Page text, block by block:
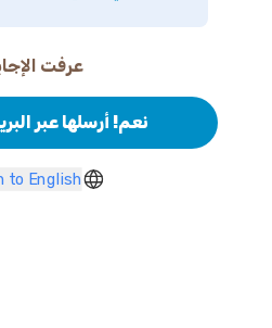
عرفت
نعم! أرسلها عبر
to English